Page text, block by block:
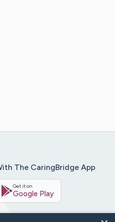
The CaringBridge App
Get it on
Google Play